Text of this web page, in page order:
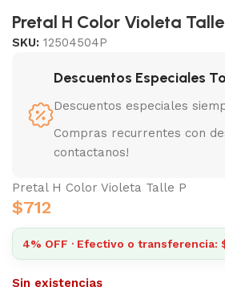
Pretal H Color Violeta Talle
SKU: 12504504P
Descuentos Especiales
Descuentos especiales
Compras recurrentes con
contactanos!
Pretal H Color Violeta Talle P
$712
4% OFF · Efectivo o transferencia:
Sin existencias